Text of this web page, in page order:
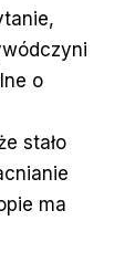
o
stało
ma